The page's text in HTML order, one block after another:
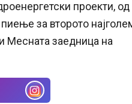
проекти, од
за второто
Месната заедница на